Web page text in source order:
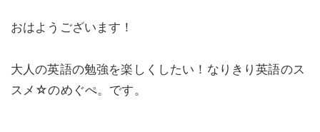
おはようございます！
大人の英語の勉強を楽しくしたい！なりきり英語のス
スメ☆のめぐぺ。です。